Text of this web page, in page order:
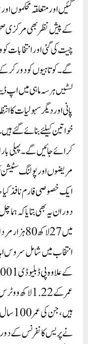
گئیں اور متعلقہ محکموں
کے پیش نظر بھی مرکزی
چیت کی گئی اور انتخابات
گے ۔ کوتاہیوں کو دور
لسٹیں ہر سہ ماہی میں
پانی اور دیگر سہولیات کا
خواتین کیلئے بنائے گئے
کرائے جائیں گے ۔ پہلی
مریضوں اور پولنگ سٹیشن
ایک خصوصی فارم نافذ
ہیں،
نے پریس کانفرنس کے